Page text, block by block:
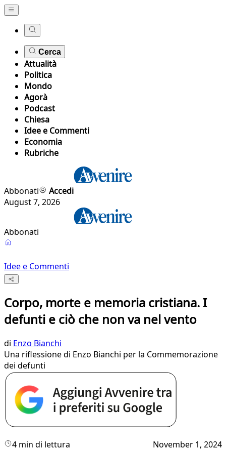
Cerca
Attualità
Politica
Mondo
Agorà
Podcast
Chiesa
Idee e Commenti
Economia
Rubriche
Abbonati
Accedi
August 7, 2026
Abbonati
Idee e Commenti
Corpo, morte e memoria cristiana. I
defunti e ciò che non va nel vento
di Enzo Bianchi
Una riflessione di Enzo Bianchi per la Commemorazione
dei defunti
4 min di lettura November 1, 2024